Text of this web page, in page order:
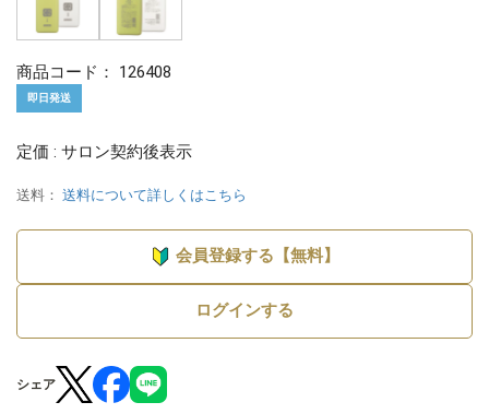
商品コード： 126408
即日発送
定価 : サロン契約後表示
送料： 送料について詳しくはこちら
会員登録する【無料】
ログインする
シェア